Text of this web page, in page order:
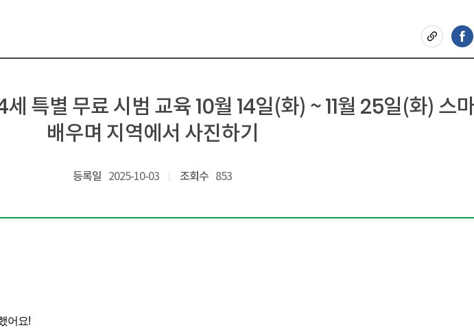
특별 무료 시범 교육 10월 14일(화) ~ 11월 25일(화) 스
배우며 지역에서 사진하기
등록일 2025-10-03 조회수 853
어요!